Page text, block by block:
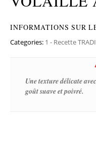
INFORMATIONS SUR
Categories: 1 - Recette
Une texture délicate
goût suave et poivré.